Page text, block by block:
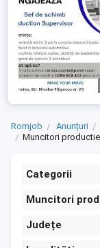
Romjob Anunțuri
Muncitori
Categorii
Muncitori
Județe